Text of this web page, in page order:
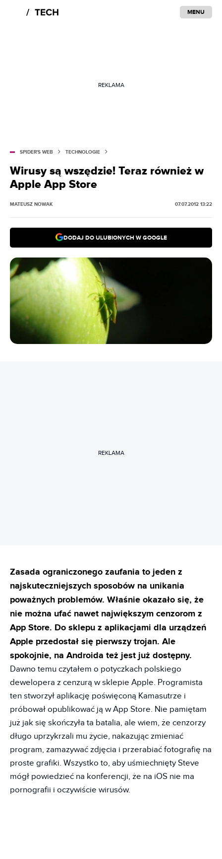
MENU
REKLAMA
SPIDER'S WEB TECHNOLOGIE
Wirusy są wszędzie! Teraz również w
Apple App Store
MATEUSZ NOWAK 07.07.2012 13:22
DODAJ DO ULUBIONYCH W GOOGLE
REKLAMA
Zasada ograniczonego zaufania to jeden z
najskuteczniejszych sposobów na unikania
poważnych problemów. Właśnie okazało się, że
nie można ufać nawet największym cenzorom z
App Store. Do sklepu z aplikacjami dla urządzeń
Apple przedostał się pierwszy trojan. Ale
spokojnie, na Androida też jest już dostępny.
Dawno temu czytałem o potyczkach polskiego
dewelopera z cenzurą w sklepie Apple. Programista
ten stworzył aplikację poświęconą Kamasutrze i
próbował opublikować ją w App Store. Nie pamiętam
już jak się skończyła ta batalia, ale wiem, że cenzorzy
długo uprzykrzali mu życie, nakazując zmieniać
program, zamazywać zdjęcia i przerabiać fotografię na
proste grafiki. Wszystko to, aby uśmiechnięty Steve
mógł powiedzieć na konferencji, że na iOS nie ma
pornografii i oczywiście wirusów.